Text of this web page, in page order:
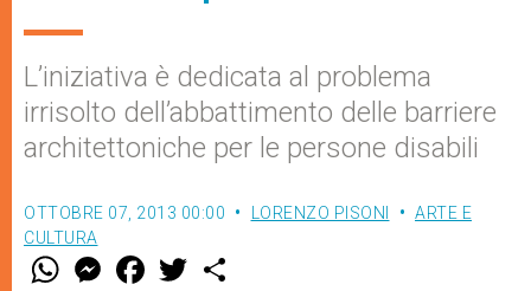
L’iniziativa è dedicata al problema
irrisolto dell’abbattimento delle barriere
architettoniche per le persone disabili
OTTOBRE 07, 2013 00:00 LORENZO PISONI
ARTE E
CULTURA
W M
e
F
a w